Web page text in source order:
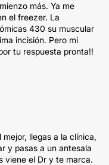
más. Ya me
el freezer. La
430 su muscular
incisión. Pero mi
tu respuesta pronta!!
llegas a la clínica,
y pasas a un antesala
viene el Dr y te marca.